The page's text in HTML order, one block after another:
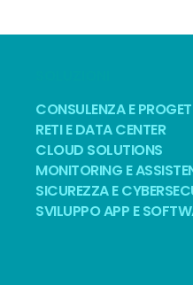
CONSULENZA E
RETI E DATA CENTER
CLOUD SOLUTIONS
MONITORING E
SICUREZZA E
SVILUPPO APP E